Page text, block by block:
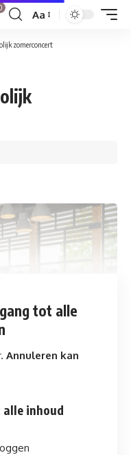
Font
Resizer
Aa
zomerconcert
tot alle
Annuleren kan
inhoud